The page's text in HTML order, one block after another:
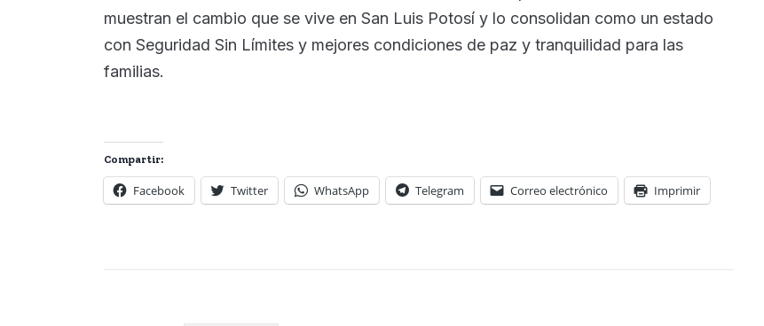
muestran el cambio que se vive en San Luis Potosí y lo consolidan como un estado
con Seguridad Sin Límites y mejores condiciones de paz y tranquilidad para las
familias.
Compartir:
Facebook Twitter WhatsApp Telegram Correo electrónico Imprimir